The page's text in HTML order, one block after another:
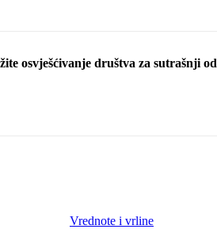
osvješćivanje društva za sutrašnji
Vrednote i vrline